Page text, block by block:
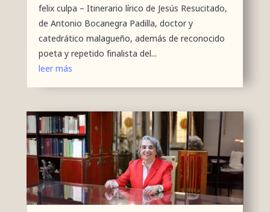
felix culpa – Itinerario lírico de Jesús Resucitado,
de Antonio Bocanegra Padilla, doctor y
catedrático malagueño, además de reconocido
poeta y repetido finalista del...
leer más